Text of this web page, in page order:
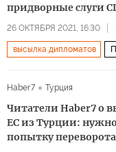
придворные слуги
26 ОКТЯБРЯ 2021, 16:30
высылка дипломатов
персона нон-грата
Haber7 Турция
Читатели Haber7 о
ЕС из Турции:
попытку переворота